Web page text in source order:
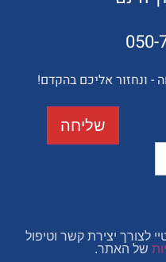
אליכם בהקדם!
קשר וטיפול